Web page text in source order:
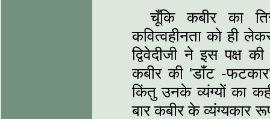
चूँकि कबीर का
कवित्‍वहीनता को ही
द्विवेदीजी ने इस पक्ष
कबीर की 'डाँट -
किंतु उनके व्‍यंग्‍यों का
बार कबीर के व्‍यंग्यकार